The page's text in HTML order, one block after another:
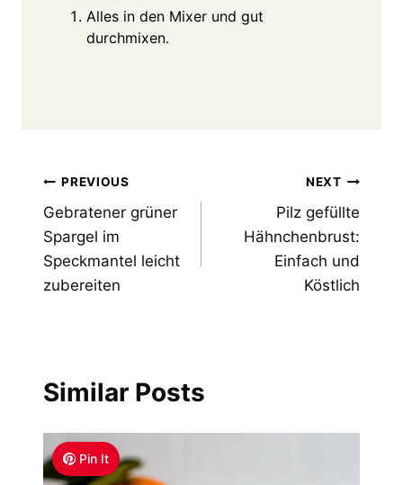
Alles in den Mixer und gut
durchmixen.
Post
navigation
PREVIOUS
Gebratener grüner
Spargel im
Speckmantel leicht
zubereiten
NEXT
Pilz gefüllte
Hähnchenbrust:
Einfach und
Köstlich
Similar Posts
Pin It